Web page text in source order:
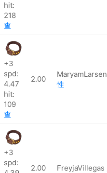
hit:
218
查
+3
spd:
4.47
hit:
109
查
2.00
MaryamLarsen
性
+3
spd:
2.00 FreyjaVillegas